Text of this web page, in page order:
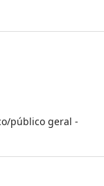
público geral -